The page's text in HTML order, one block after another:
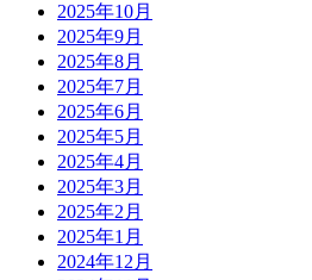
2025年10月
2025年9月
2025年8月
2025年7月
2025年6月
2025年5月
2025年4月
2025年3月
2025年2月
2025年1月
2024年12月